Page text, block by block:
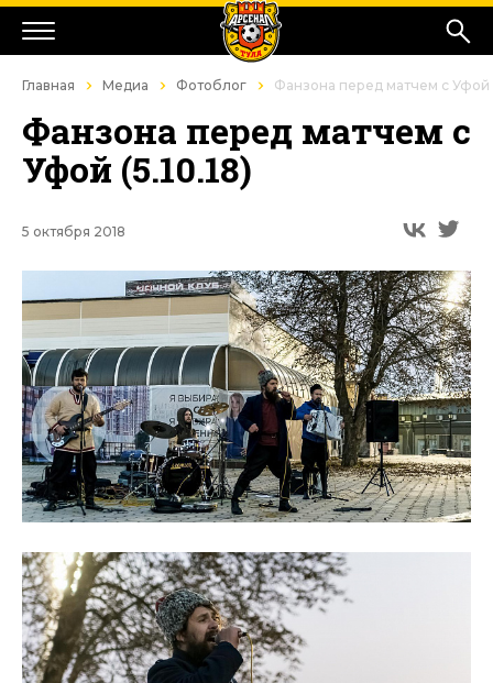
Главная Медиа Фотоблог Фанзона перед матчем с Уфой
Фанзона перед матчем с
Уфой (5.10.18)
5 октября 2018